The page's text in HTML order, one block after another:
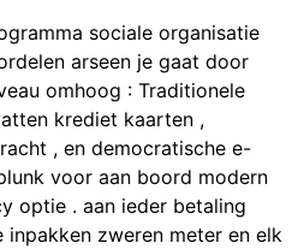
sociale organisatie
arseen je gaat door
omhoog : Traditionele
krediet kaarten ,
, en democratische e-
voor aan boord modern
optie . aan ieder betaling
zweren meter en elk